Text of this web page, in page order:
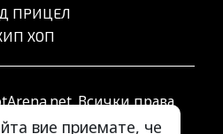
вие приемате, че
ПРИЦЕЛ
ХОП
Всички права
запазени.